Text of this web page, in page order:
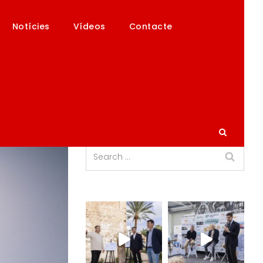
Notícies Vídeos Contacte
PÚBLICA DE 2021